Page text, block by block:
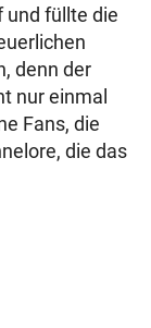
und füllte die
denn der
nur einmal
Fans, die
die das